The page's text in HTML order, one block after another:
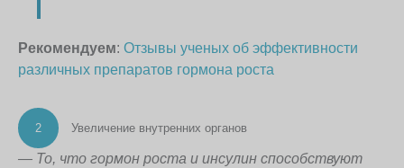
Рекомендуем: Отзывы ученых об эффективности
различных препаратов гормона роста
2 Увеличение внутренних органов
— То, что гормон роста и инсулин способствуют